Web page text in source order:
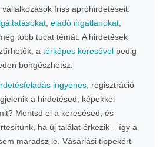
friss apróhirdetéseit:
eladó ingatlanokat
több tucat témát. A hirdetések
a térképes keresővel pedig
böngészhetsz.
ingyenes , regisztráció
a hirdetésed, képekkel
Mentsd el a keresésed, és
ha új találat érkezik – így a
maradsz le. Vásárlási tippekért